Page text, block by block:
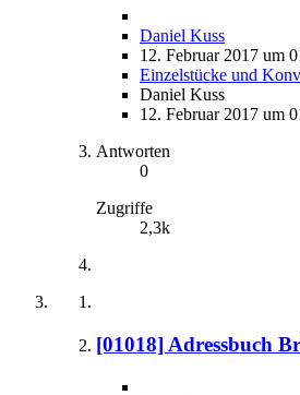
Daniel Kuss
12. Februar 2017 um
Einzelstücke und
Daniel Kuss
12. Februar 2017 um
Antworten
0
Zugriffe
2,3k
[01018] Adressbuch